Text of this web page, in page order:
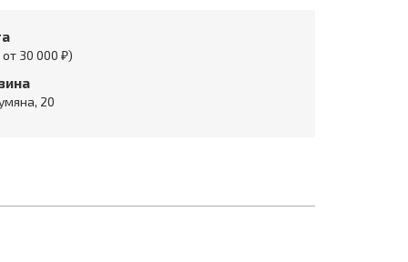
30 000 ₽)
20